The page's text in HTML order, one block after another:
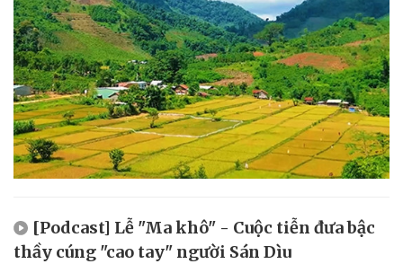
[Podcast] Lễ "Ma khô" - Cuộc tiễn đưa bậc
thầy cúng "cao tay" người Sán Dìu